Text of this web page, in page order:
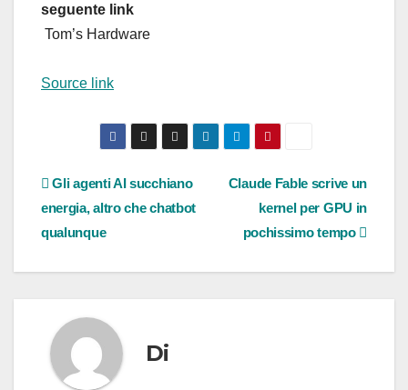
seguente link
Tom’s Hardware
Source link
Navigazione
articoli
Claude Fable scrive un
kernel per GPU in
pochissimo tempo
Gli agenti AI succhiano
energia, altro che chatbot
qualunque
Di